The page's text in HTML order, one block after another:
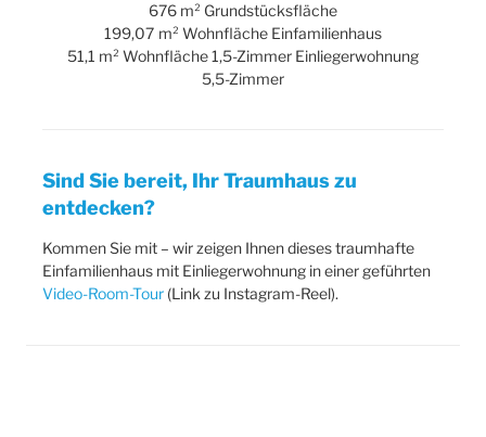
676 m² Grundstücksfläche
199,07 m² Wohnfläche Einfamilienhaus
51,1 m² Wohnfläche 1,5-Zimmer Einliegerwohnung
5,5-Zimmer
Sind Sie bereit, Ihr Traumhaus zu
entdecken?
Kommen Sie mit – wir zeigen Ihnen dieses traumhafte
Einfamilienhaus mit Einliegerwohnung in einer geführten
Video-Room-Tour (Link zu Instagram-Reel).